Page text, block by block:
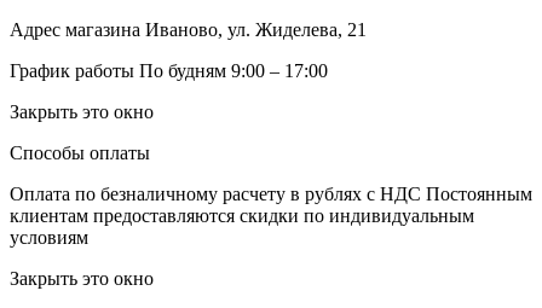
Адрес магазина Иваново, ул. Жиделева, 21
График работы По будням 9:00 – 17:00
Закрыть это окно
Способы оплаты
Оплата по безналичному расчету в рублях с НДС Постоянным
клиентам предоставляются скидки по индивидуальным
условиям
Закрыть это окно